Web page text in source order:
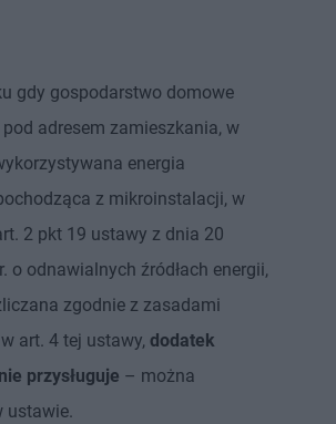
gdy gospodarstwo domowe
adresem zamieszkania, w
energia
z mikroinstalacji, w
2 pkt 19 ustawy z dnia 20
o odnawialnych źródłach energii,
zgodnie z zasadami
art. 4 tej ustawy, dodatek
przysługuje – można
ustawie.